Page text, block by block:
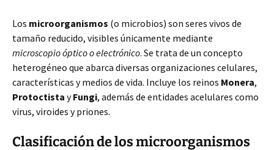
Los microorganismos (o microbios) son seres vivos de
tamaño reducido, visibles únicamente mediante
microscopio óptico o electrónico. Se trata de un concepto
heterogéneo que abarca diversas organizaciones celulares,
características y medios de vida. Incluye los reinos Monera,
Protoctista yFungi, además de entidades acelulares como
virus, viroides y priones.
Clasificación de los microorganismos